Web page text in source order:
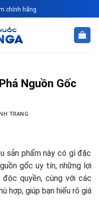
chính hãng
Nguồn Gốc
TRANG
sản phẩm này có gì đặc
gốc uy tín, những lợi
quyền, cùng với các
hợp, giúp bạn hiểu rõ giá